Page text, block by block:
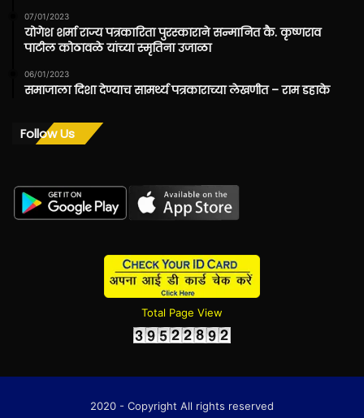
07/01/2023
योगेश शर्मा राज्य पत्रकारिता पुरस्काराने सन्मानित कै. कृष्णराव
पाटील कोठावळे यांच्या स्मृतिना उजाळा
06/01/2023
समाजाला दिशा देण्याच सामर्थ्य पत्रकाराच्या लेखणीत – राम डहाके
Follow Us
Total Page View
2020 - Copyright All rights reserved